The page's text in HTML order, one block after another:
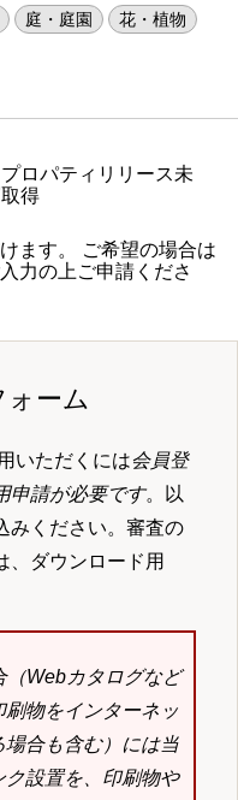
庭・庭園
花・植物
プロパティリリース未
取得
ます。 ご希望の場合は
力の上ご申請くださ
ォーム
いただくには会員登
申請が必要です。以
みください。審査の
、ダウンロード用
（Webカタログなど
物をインターネッ
場合も含む）には当
設置を、印刷物や